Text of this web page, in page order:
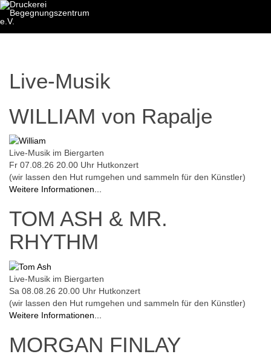
Live-Musik
WILLIAM von Rapalje
Live-Musik im Biergarten
Fr 07.08.26 20.00 Uhr Hutkonzert
(wir lassen den Hut rumgehen und sammeln für den Künstler)
Weitere Informationen...
TOM ASH & MR.
RHYTHM
Live-Musik im Biergarten
Sa 08.08.26 20.00 Uhr Hutkonzert
(wir lassen den Hut rumgehen und sammeln für den Künstler)
Weitere Informationen...
MORGAN FINLAY